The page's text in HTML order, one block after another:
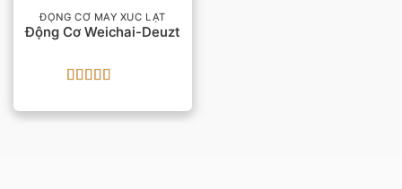
ĐỘNG CƠ MÁY XÚC LẬT
Động Cơ Weichai-Deuzt
hạng55 sao